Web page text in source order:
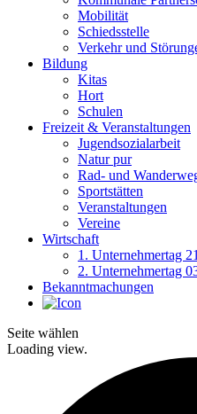
Mobilität
Schiedsstelle
Verkehr und
Bildung
Kitas
Hort
Schulen
Freizeit & Veranstaltungen
Jugendsozialarbeit
Natur pur
Rad- und
Sportstätten
Veranstaltungen
Vereine
Wirtschaft
1. Unternehmertag
2. Unternehmertag
Bekanntmachungen
Seite wählen
Loading view.